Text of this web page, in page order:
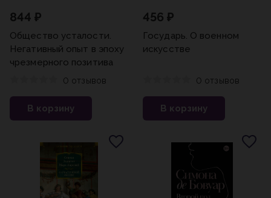
844 ₽
Общество усталости.
Негативный опыт в эпоху
чрезмерного позитива
0 отзывов
В корзину
456 ₽
Государь. О военном
искусстве
0 отзывов
В корзину